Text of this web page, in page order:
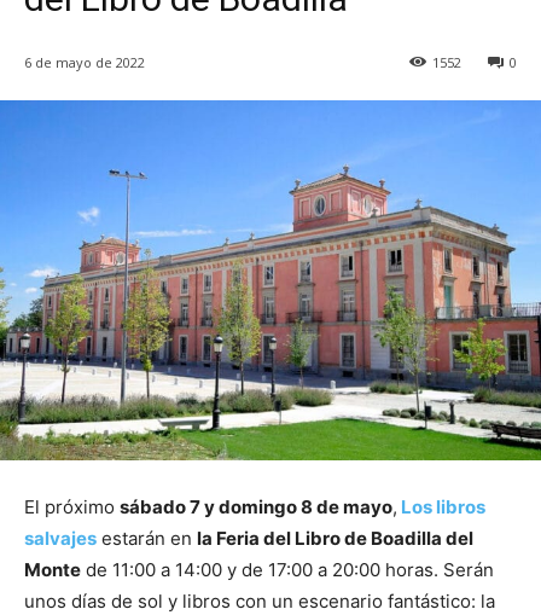
6 de mayo de 2022 0
1552
El próximo sábado 7 y domingo 8 de mayo, Los libros
salvajes estarán en la Feria del Libro de Boadilla del
Monte de 11:00 a 14:00 y de 17:00 a 20:00 horas. Serán
unos días de sol y libros con un escenario fantástico: la